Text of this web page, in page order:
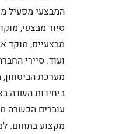
המבצעי מפעיל
סיור מבצעי,
מבצעיים, מוקד
ועוד. סיירי
מערכת הביטחון,
ביחידות השדה
עוברים הכשרה
מקצוע בתחום.